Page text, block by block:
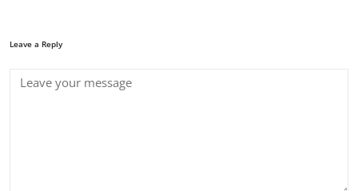
Leave a Reply